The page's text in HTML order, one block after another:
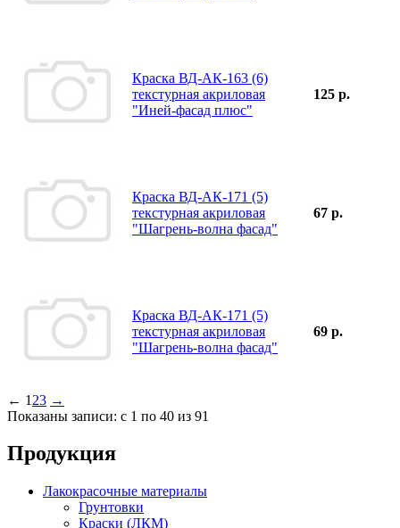
Краска ВД-АК-163 (6)
текстурная акриловая
"Иней-фасад плюс"
125 р.
Краска ВД-АК-171 (5)
текстурная акриловая
"Шагрень-волна фасад"
67 р.
Краска ВД-АК-171 (5)
текстурная акриловая
"Шагрень-волна фасад"
69 р.
← 1 23 →
Показаны записи: с 1 по 40 из 91
Продукция
Лакокрасочные материалы
Грунтовки
Краски (ЛКМ)